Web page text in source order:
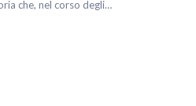
che, nel corso degli…